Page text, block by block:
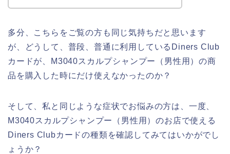
多分、こちらをご覧の方も同じ気持ちだと思います
が、どうして、普段、普通に利用しているDiners Club
カードが、M3040スカルプシャンプー（男性用）の商
品を購入した時にだけ使えなかったのか？
そして、私と同じような症状でお悩みの方は、一度、
M3040スカルプシャンプー（男性用）のお店で使える
Diners Clubカードの種類を確認してみてはいかがでし
ょうか？